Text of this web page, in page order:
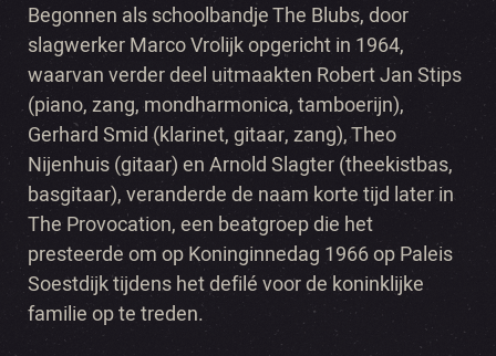
Begonnen als schoolbandje The Blubs, door
slagwerker Marco Vrolijk opgericht in 1964,
waarvan verder deel uitmaakten Robert Jan Stips
(piano, zang, mondharmonica, tamboerijn),
Gerhard Smid (klarinet, gitaar, zang), Theo
Nijenhuis (gitaar) en Arnold Slagter (theekistbas,
basgitaar), veranderde de naam korte tijd later in
The Provocation, een beatgroep die het
presteerde om op Koninginnedag 1966 op Paleis
Soestdijk tijdens het defilé voor de koninklijke
familie op te treden.